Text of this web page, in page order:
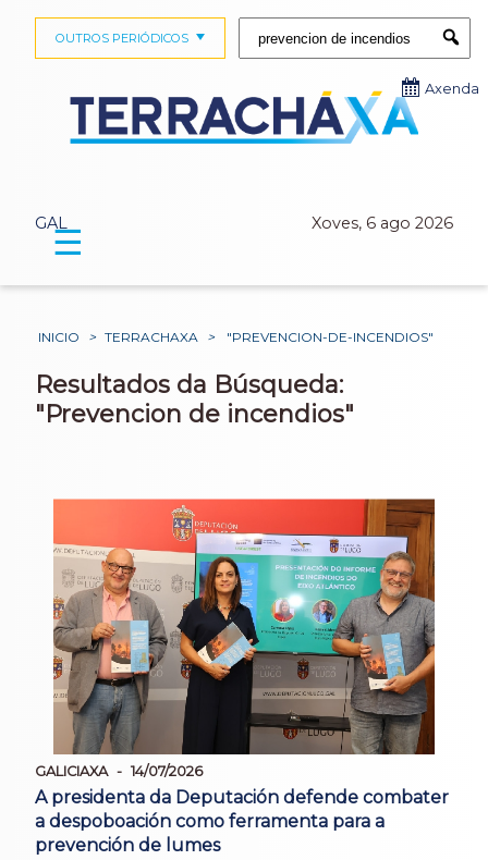
GAL Xoves, 6 ago 2026
OUTROS PERIÓDICOS
Axenda
☰
INICIO > TERRACHAXA > "PREVENCION-DE-INCENDIOS"
Resultados da Búsqueda:
"Prevencion de incendios"
GALICIAXA 14/07/2026
A presidenta da Deputación defende combater
a despoboación como ferramenta para a
prevención de lumes